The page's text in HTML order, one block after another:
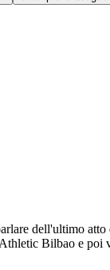
dell'ultimo atto
Bilbao e poi